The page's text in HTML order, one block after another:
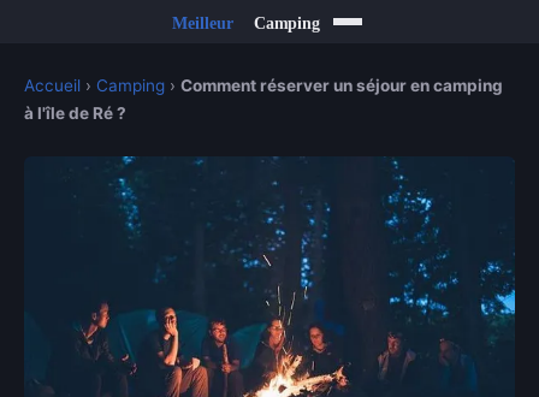
Accueil › Camping › Comment réserver un séjour en camping
à l'île de Ré ?